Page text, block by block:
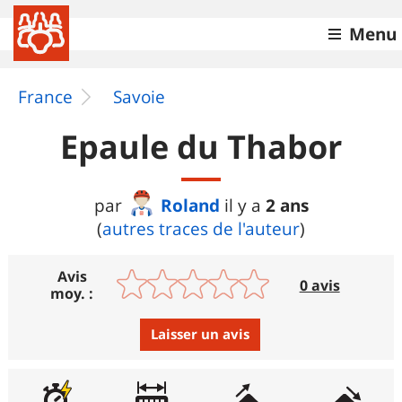
Menu
France Savoie
Epaule du Thabor
par Roland il y a 2 ans
(autres traces de l'auteur)
Avis
moy. :
0 avis
Laisser un avis